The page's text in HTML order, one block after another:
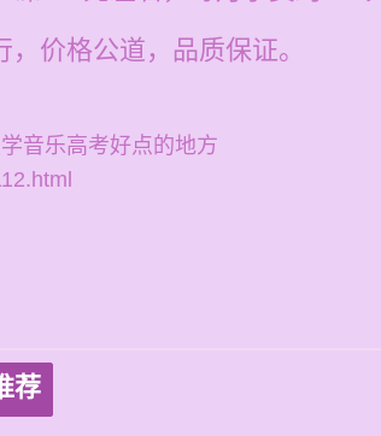
价格公道，品质保证。
音乐高考好点的地方
荐